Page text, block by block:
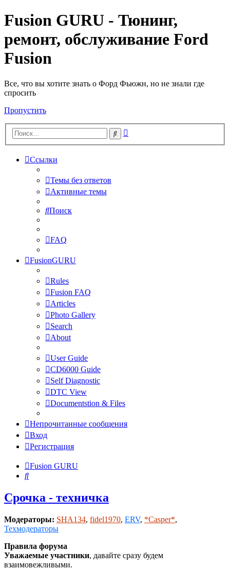
Fusion GURU - Тюнинг,
ремонт, обслуживание Ford
Fusion
Все, что вы хотите знать о Форд Фьюжн, но не знали где
спросить
Пропустить
Поиск
Ссылки
Темы без ответов
Активные темы
Поиск
FAQ
FusionGURU
Rules
Fusion FAQ
Articles
Photo Gallery
Search
About
User Guide
CD6000 Guide
Self Diagnostic
DTC View
Documentstion & Files
Непрочитанные сообщения
Вход
Регистрация
Fusion GURU
Поиск
Срочка - техничка
Модераторы: SHA134, fidel1970, ERV, *Casper*,
Техмодераторы
Правила форума
Уважаемые участники, давайте сразу будем
взаимовежливыми.